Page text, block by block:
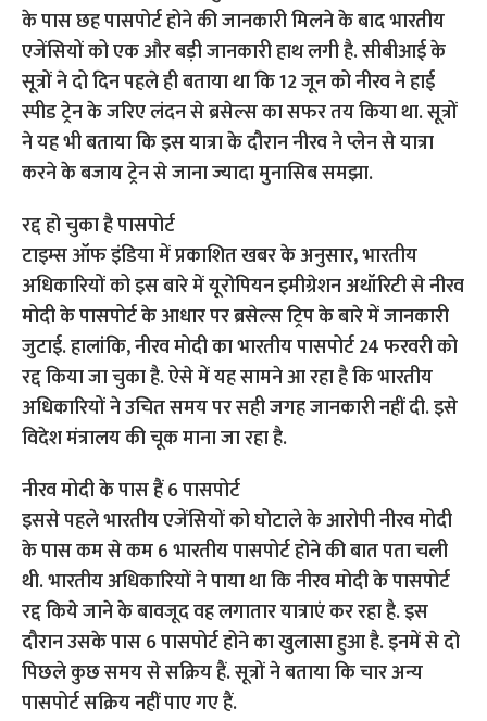
के पास छह पासपोर्ट होने की जानकारी मिलने के बाद भारतीय
एजेंसियों को एक और बड़ी जानकारी हाथ लगी है. सीबीआई के
सूत्रों ने दो दिन पहले ही बताया था कि 12 जून को नीरव ने हाई
स्पीड ट्रेन के जरिए लंदन से ब्रसेल्स का सफर तय किया था. सूत्रों
ने यह भी बताया कि इस यात्रा के दौरान नीरव ने प्लेन से यात्रा
करने के बजाय ट्रेन से जाना ज्यादा मुनासिब समझा.
रद्द हो चुका है पासपोर्ट
टाइम्स ऑफ इंडिया में प्रकाशित खबर के अनुसार, भारतीय
अधिकारियों को इस बारे में यूरोपियन इमीग्रेशन अथॉरिटी से नीरव
मोदी के पासपोर्ट के आधार पर ब्रसेल्स ट्रिप के बारे में जानकारी
जुटाई. हालांकि, नीरव मोदी का भारतीय पासपोर्ट 24 फरवरी को
रद्द किया जा चुका है. ऐसे में यह सामने आ रहा है कि भारतीय
अधिकारियों ने उचित समय पर सही जगह जानकारी नहीं दी. इसे
विदेश मंत्रालय की चूक माना जा रहा है.
नीरव मोदी के पास हैं 6 पासपोर्ट
इससे पहले भारतीय एजेंसियों को घोटाले के आरोपी नीरव मोदी
के पास कम से कम 6 भारतीय पासपोर्ट होने की बात पता चली
थी. भारतीय अधिकारियों ने पाया था कि नीरव मोदी के पासपोर्ट
रद्द किये जाने के बावजूद वह लगातार यात्राएं कर रहा है. इस
दौरान उसके पास 6 पासपोर्ट होने का खुलासा हुआ है. इनमें से दो
पिछले कुछ समय से सक्रिय हैं. सूत्रों ने बताया कि चार अन्य
पासपोर्ट सक्रिय नहीं पाए गए हैं.